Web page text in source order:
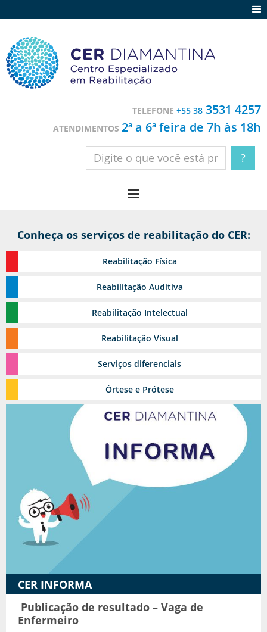
Contato
TELEFONE +55 38 3531 4257
ATENDIMENTOS 2ª a 6ª feira de 7h às 18h
Conheça os serviços de reabilitação do CER:
Reabilitação Física
Estomia
Reabilitação Auditiva
Reabilitação Intelectual
Reabilitação Visual
Serviços diferenciais
Reabilitação Urológica
Ambulatório de feridas
Pediasuit
Odontologia
Cinoterapia
Triagem Auditiva Neonatal - TAN
Órtese e Prótese
CER INFORMA
Publicação de resultado – Vaga de
Enfermeiro